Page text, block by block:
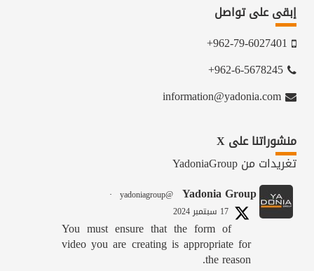
إبقى على تواصل
962-79-6027401+
962-6-5678245+
information@yadonia.com
منشوراتنا على X
تغريدات من YadoniaGroup
Yadonia Group
@yadoniagroup
·
17 سبتمبر 2024
You must ensure that the form of
video you are creating is appropriate for
the reason.